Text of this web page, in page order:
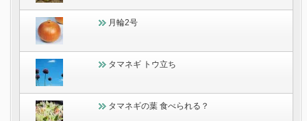
月輪2号
タマネギ トウ立ち
タマネギの葉 食べられる？